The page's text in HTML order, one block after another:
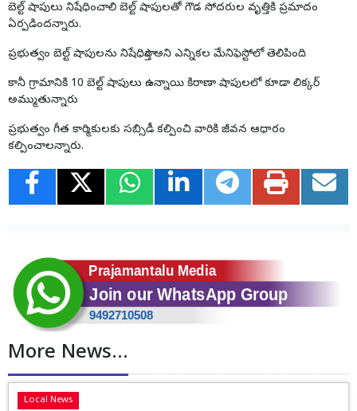
బెల్ట్ షాపులు నిషేధించాలి బెల్ట్ షాపులతో గౌడ సోదరుల వృత్తికి ప్రమాదం
ఏర్పడిందన్నారు.
ప్రభుత్వం బెల్ట్ షాపులను నిషేధిస్తాం అని ఎన్నికల మేనిఫెస్టోలో తెలిపింది
కానీ గ్రామానికి 10 బెల్ట్ షాపులు ఉన్నాయి కిరాణా షాపులలో కూడా లిక్కర్
అమ్ముతున్నారు
ప్రభుత్వం గీత కార్మికులకు సబ్సిడీ కల్పించి వారికి జీవన ఆధారం
కల్పించాలన్నారు.
More News...
Local News